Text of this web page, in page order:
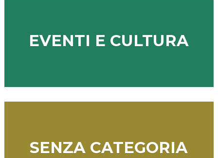
EVENTI E CULTURA
SENZA CATEGORIA